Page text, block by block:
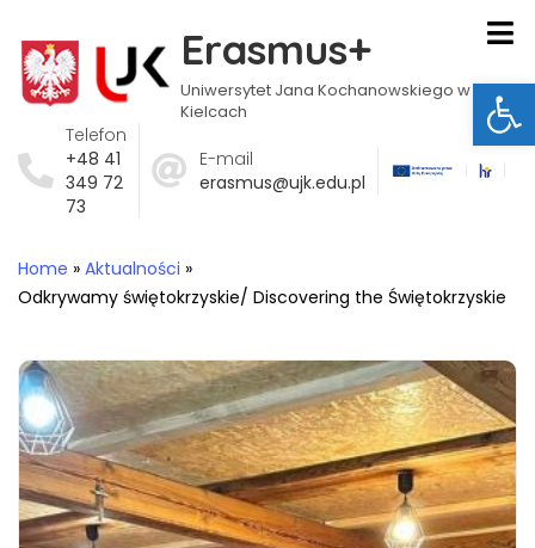
Erasmus+
Uniwersytet Jana Kochanowskiego w
Kielcach
Telefon
+48 41
349 72
73
E-mail
erasmus@ujk.edu.pl
Home » Aktualności »
Odkrywamy świętokrzyskie/ Discovering the Świętokrzyskie